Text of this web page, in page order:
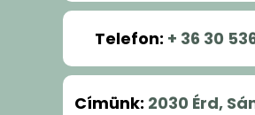
Telefon: + 36 30
Címünk: 2030 Érd,